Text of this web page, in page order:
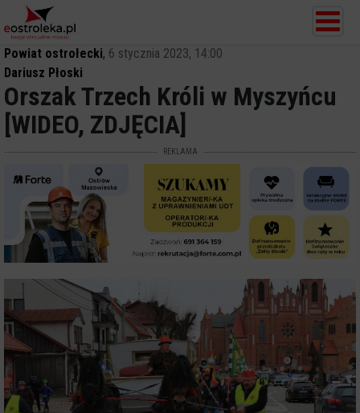
Powiat ostrołecki, 6 stycznia 2023, 14:00
Dariusz Płoski
Orszak Trzech Króli w Myszyńcu
[WIDEO, ZDJĘCIA]
REKLAMA